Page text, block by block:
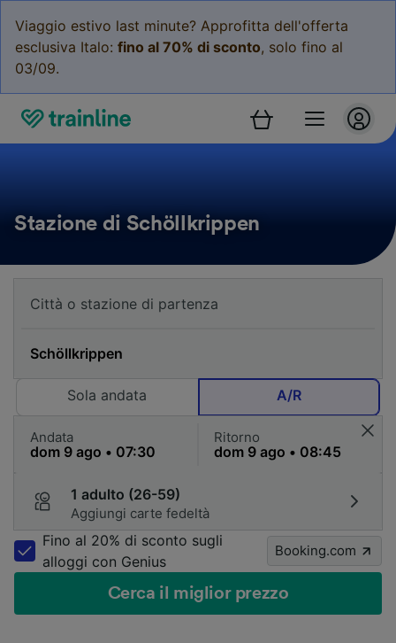
Viaggio estivo last minute? Approfitta dell'offerta
esclusiva Italo: fino al 70% di sconto, solo fino al
03/09.
Stazione di Schöllkrippen
Sola andata A/R
Andata Ritorno
1 adulto (26-59)
Aggiungi carte fedeltà
Fino al 20% di sconto sugli
alloggi con Genius
Booking.com
Cerca il miglior prezzo